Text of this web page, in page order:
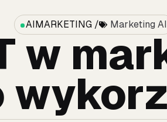
AIMARKETING / Marketing AI
w